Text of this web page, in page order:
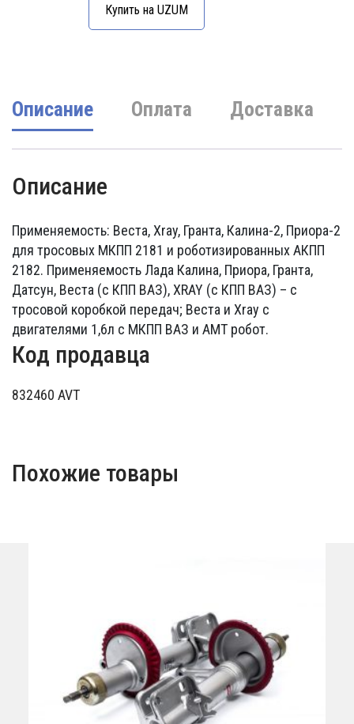
Купить на UZUM
Описание Оплата Доставка
Описание
Применяемость: Веста, Xray, Гранта, Калина-2, Приора-2
для тросовых МКПП 2181 и роботизированных АКПП
2182. Применяемость Лада Калина, Приора, Гранта,
Датсун, Веста (с КПП ВАЗ), XRAY (с КПП ВАЗ) – с
тросовой коробкой передач; Веста и Xray с
двигателями 1,6л с МКПП ВАЗ и АМТ робот.
Код продавца
832460 AVT
Похожие товары